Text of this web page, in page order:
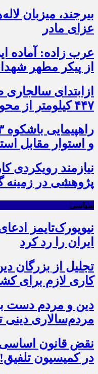
بیرجند، میزبان
عزای مادر
عرب زاده: آماده
از پیکر مطهر
ازابتدای
۴۴۷ کیلومتر از محورهای خراسان جنوبی
و استوار مقابل
نیازمند رویکردی
پژوهشی در زمینه
سیاسی
نیویورک‌تایمز
ایران را رد کرد
تجلیل از بزرگان
کاری لازم برای
دین و مردم دست
مردم‌سالاری
نقض قانون اساسی
در کمیسیون تلفیق!